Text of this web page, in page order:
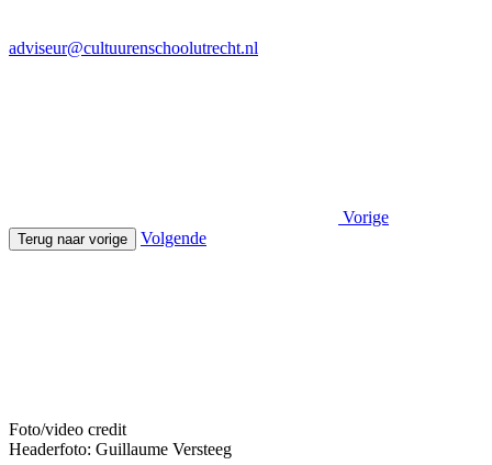
adviseur@cultuurenschoolutrecht.nl
Vorige
Terug naar vorige Volgende
Foto/video credit
Headerfoto: Guillaume Versteeg